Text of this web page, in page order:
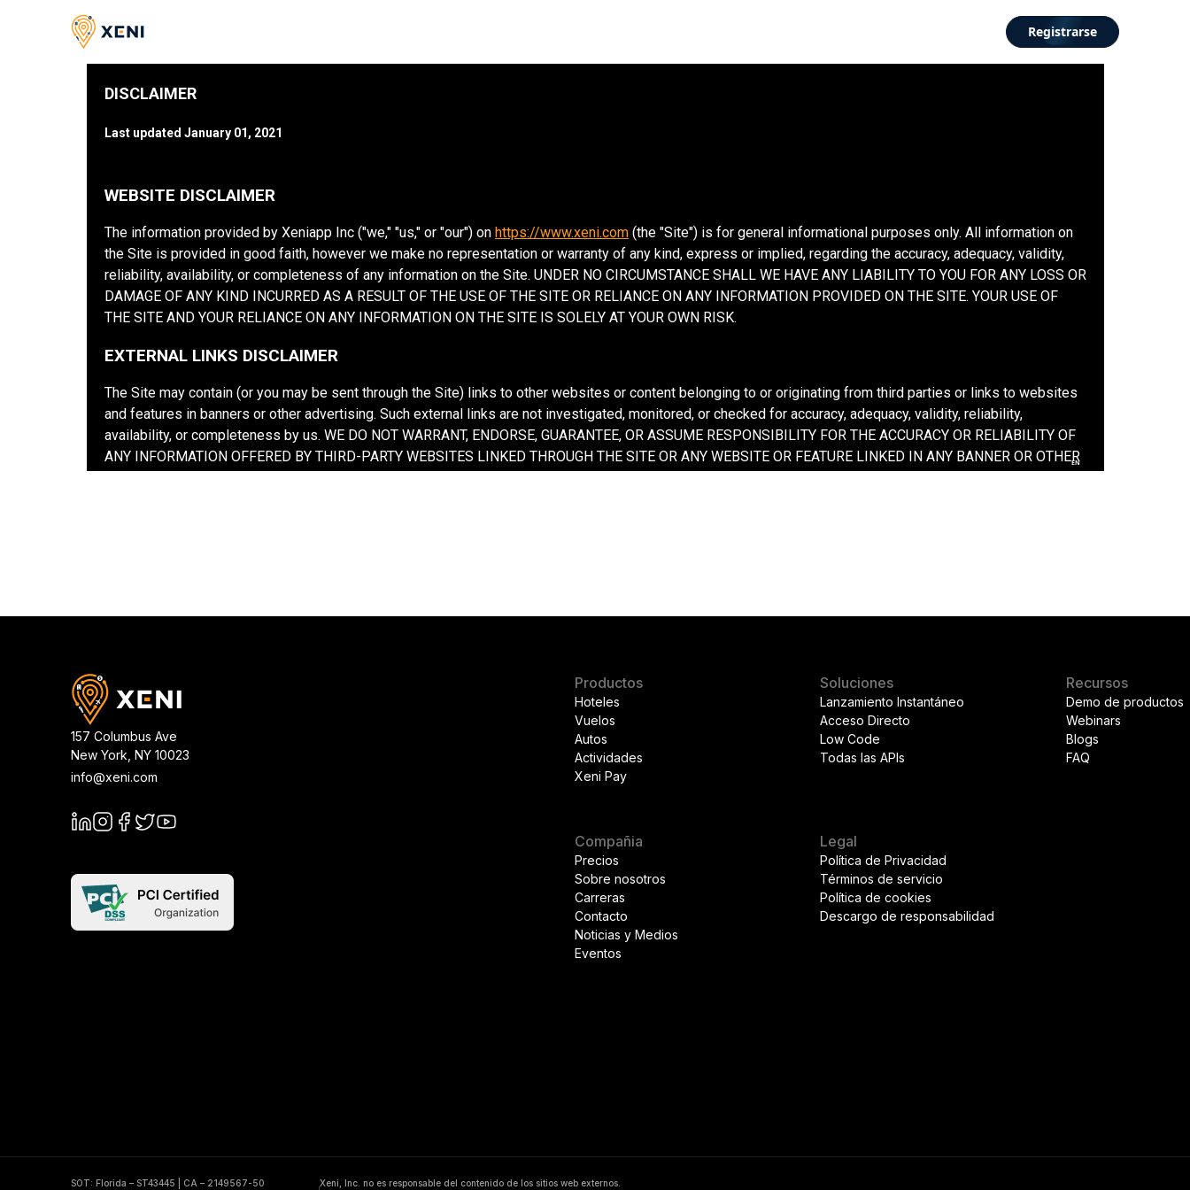
Registrarse
157 Columbus Ave
New York NY 10023
info@xeni.com
Productos
Hoteles
Vuelos
Autos
Actividades
Xeni Pay
Soluciones
Lanzamiento Instantáneo
Acceso Directo
Low Code
Todas las APIs
Recursos
Demo de productos
Webinars
Blogs
FAQ
Compañia
Precios
Sobre nosotros
Carreras
Contacto
Noticias y Medios
Eventos
Legal
Política de Privacidad
Términos de servicio
Política de cookies
Descargo de responsabilidad
SOT: Florida – ST43445 | CA – 2149567-50 Xeni, Inc. no es responsable del contenido de los sitios web externos.